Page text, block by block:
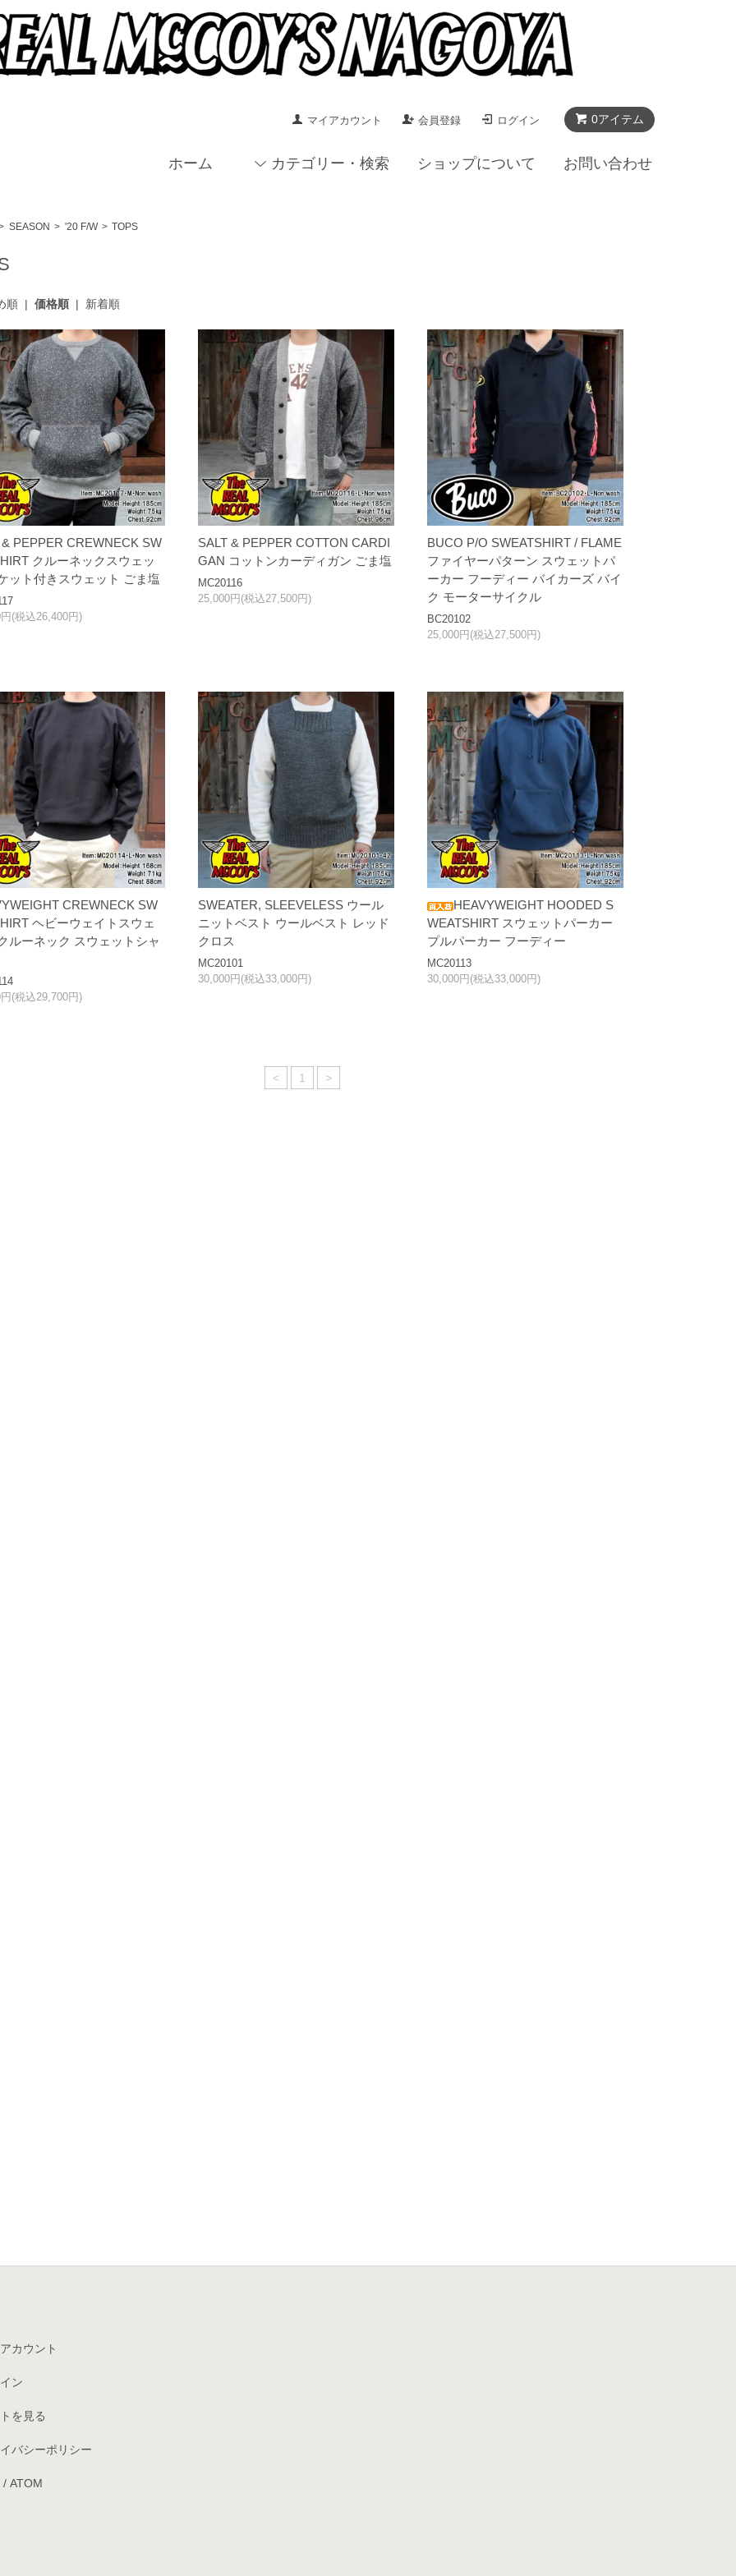
0アイテム
マイアカウント 会員登録 ログイン
ホーム カテゴリー・検索 ショップについて お問い合わせ
SEASON > '20 F/W > TOPS
順| 価格順| 新着順
PEPPER CREWNECK SW
クルーネックスウェッ
ット付きスウェット ごま塩
(税込26,400円)
SALT & PEPPER COTTON CARDI
GAN コットンカーディガン ごま塩
MC20116
25,000円(税込27,500円)
BUCO P/O SWEATSHIRT / FLAME
ファイヤーパターン スウェットパ
ーカー フーディー バイカーズ バイ
ク モーターサイクル
BC20102
25,000円(税込27,500円)
CREWNECK SW
ヘビーウェイトスウェ
ルーネック スウェットシャ
(税込29,700円)
SWEATER, SLEEVELESS ウール
ニットベスト ウールベスト レッド
クロス
MC20101
30,000円(税込33,000円)
HEAVYWEIGHT HOODED S
WEATSHIRT スウェットパーカー
プルパーカー フーディー
MC20113
30,000円(税込33,000円)
< 1 >
カウント
ン
を見る
バシーポリシー
/ ATOM